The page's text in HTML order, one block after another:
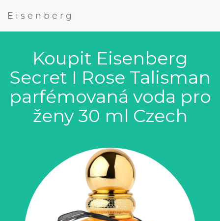
Eisenberg
Koupit Eisenberg
Secret I Rose Talisman
parfémovaná voda pro
ženy 30 ml Czech